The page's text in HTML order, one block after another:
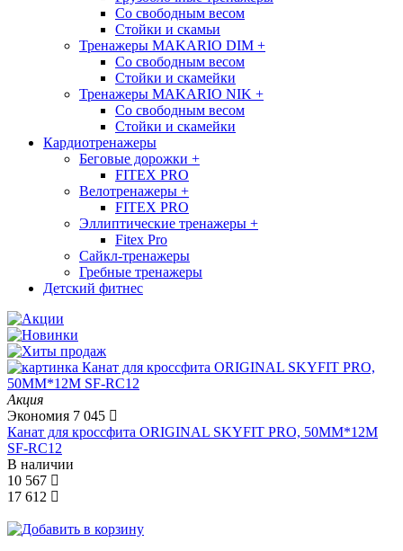
Со свободным весом
Стойки и скамьи
Тренажеры MAKARIO DIM +
Со свободным весом
Стойки и скамейки
Тренажеры MAKARIO NIK +
Со свободным весом
Стойки и скамейки
Кардиотренажеры
Беговые дорожки +
FITEX PRO
Велотренажеры +
FITEX PRO
Эллиптические тренажеры +
Fitex Pro
Сайкл-тренажеры
Гребные тренажеры
Детский фитнес
Акция
Экономия 7 045
Канат для кроссфита ORIGINAL SKYFIT PRO, 50MM*12M
SF-RС12
В наличии
10 567
17 612